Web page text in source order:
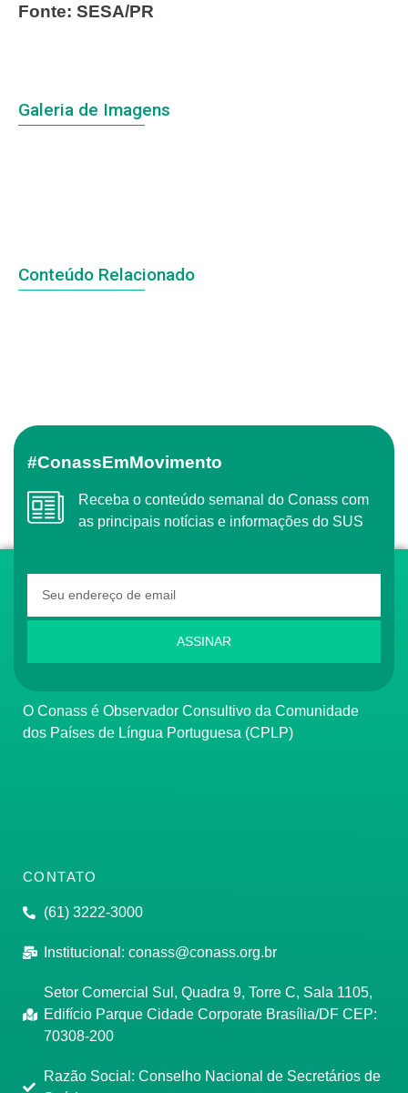
Fonte: SESA/PR
Galeria de Imagens
Conteúdo Relacionado
#ConassEmMovimento
Receba o conteúdo semanal do Conass com
as principais notícias e informações do SUS
ASSINAR
O Conass é Observador Consultivo da Comunidade
dos Países de Língua Portuguesa (CPLP)
CONTATO
(61) 3222-3000
Institucional: conass@conass.org.br
Setor Comercial Sul, Quadra 9, Torre C, Sala 1105,
Edifício Parque Cidade Corporate Brasília/DF CEP:
70308-200
Razão Social: Conselho Nacional de Secretários de